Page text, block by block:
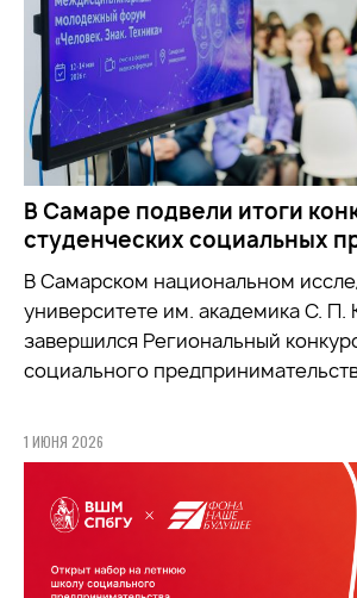
В Самаре подвели итоги
студенческих социальных
В Самарском национальном
университете им. академика С. П.
завершился Региональный
социального
1 ИЮНЯ 2026